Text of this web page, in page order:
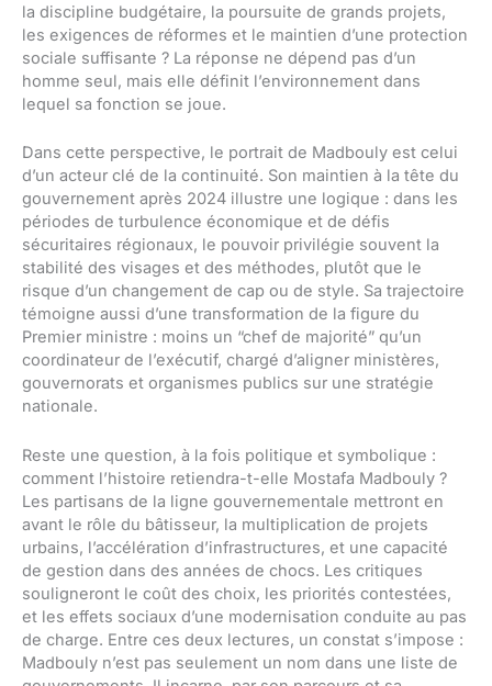
la discipline budgétaire, la poursuite de grands projets,
les exigences de réformes et le maintien d’une protection
sociale suffisante ? La réponse ne dépend pas d’un
homme seul, mais elle définit l’environnement dans
lequel sa fonction se joue.
Dans cette perspective, le portrait de Madbouly est celui
d’un acteur clé de la continuité. Son maintien à la tête du
gouvernement après 2024 illustre une logique : dans les
périodes de turbulence économique et de défis
sécuritaires régionaux, le pouvoir privilégie souvent la
stabilité des visages et des méthodes, plutôt que le
risque d’un changement de cap ou de style. Sa trajectoire
témoigne aussi d’une transformation de la figure du
Premier ministre : moins un “chef de majorité” qu’un
coordinateur de l’exécutif, chargé d’aligner ministères,
gouvernorats et organismes publics sur une stratégie
nationale.
Reste une question, à la fois politique et symbolique :
comment l’histoire retiendra-t-elle Mostafa Madbouly ?
Les partisans de la ligne gouvernementale mettront en
avant le rôle du bâtisseur, la multiplication de projets
urbains, l’accélération d’infrastructures, et une capacité
de gestion dans des années de chocs. Les critiques
souligneront le coût des choix, les priorités contestées,
et les effets sociaux d’une modernisation conduite au pas
de charge. Entre ces deux lectures, un constat s’impose :
Madbouly n’est pas seulement un nom dans une liste de